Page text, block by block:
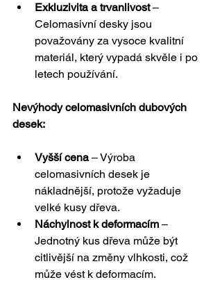
Exkluzivita a trvanlivost –
Celomasivní desky jsou
považovány za vysoce kvalitní
materiál, který vypadá skvěle i po
letech používání.
Nevýhody celomasivních dubových
desek:
Vyšší cena – Výroba
celomasivních desek je
nákladnější, protože vyžaduje
velké kusy dřeva.
Náchylnost k deformacím –
Jednotný kus dřeva může být
citlivější na změny vlhkosti, což
může vést k deformacím.